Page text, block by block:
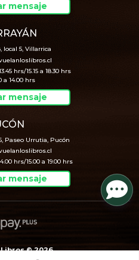
mensaje
5, Villarrica
hrs/15.15 a 18.30 hrs
a 14.00 hrs
mensaje
Paseo Urrutia, Pucón
hrs/15.00 a 19.00 hrs
mensaje
© 2026